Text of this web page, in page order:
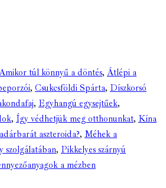
túl könnyű a döntés, Átlépi a
, Csukcsföldi Spárta, Díszkorsó
, Egyhangú egysejtűek,
, Így védhetjük meg otthonunkat, Kína
aszteroida?, Méhek a
szolgálatában, Pikkelyes szárnyú
a mézben